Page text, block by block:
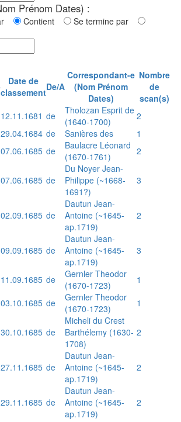
Prénom Dates) :
Contient
Se termine par
Date de
classementDe/A
Correspondant-e
(Nom Prénom
Dates)
Nombre
de
scan(s)
12.11.1681 de
Tholozan Esprit de
(1640-1700)
2
29.04.1684 de Sanières des
1
07.06.1685 de
Baulacre Léonard
(1670-1761)
2
07.06.1685 de
Du Noyer Jean-
Philippe (~1668-
1691?)
3
02.09.1685 de
Dautun Jean-
Antoine (~1645-
ap.1719)
2
09.09.1685 de
Dautun Jean-
Antoine (~1645-
ap.1719)
3
11.09.1685 de
Gernler Theodor
(1670-1723)
1
03.10.1685 de
Gernler Theodor
(1670-1723)
1
30.10.1685 de
Micheli du Crest
Barthélemy (1630-
1708)
2
27.11.1685 de
Dautun Jean-
Antoine (~1645-
ap.1719)
2
29.11.1685 de
Dautun Jean-
Antoine (~1645-
ap.1719)
2